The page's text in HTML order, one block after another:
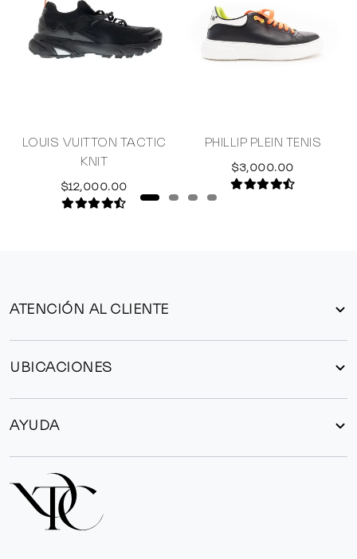
LOUIS VUITTON TACTIC
KNIT
$12,000.00
PHILLIP PLEIN TENIS
$3,000.00
ATENCIÓN AL CLIENTE
UBICACIONES
AYUDA